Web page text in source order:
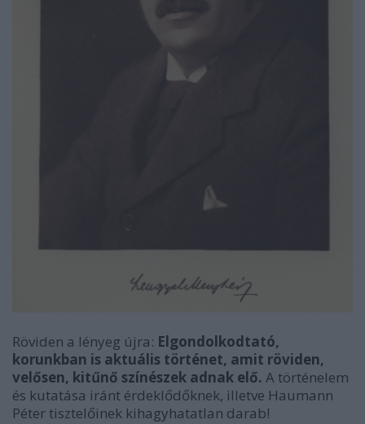
Röviden a lényeg újra: Elgondolkodtató,
korunkban is aktuális történet, amit röviden,
velősen, kitűnő színészek adnak elő. A történelem
és kutatása iránt érdeklődőknek, illetve Haumann
Péter tisztelőinek kihagyhatatlan darab!